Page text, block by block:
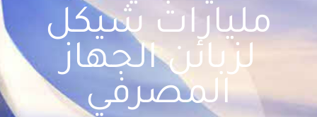
مليارات شيكل
لزبائن الجهاز
المصرفي